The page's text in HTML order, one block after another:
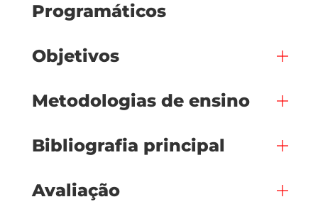
Programáticos
Objetivos
Metodologias de ensino
Bibliografia principal
Avaliação